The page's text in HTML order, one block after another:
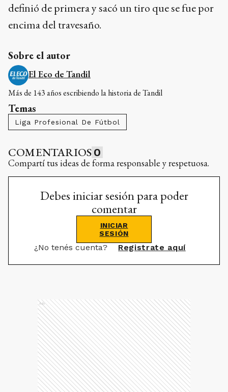
definió de primera y sacó un tiro que se fue por
encima del travesaño.
Sobre el autor
El Eco de Tandil
Más de 143 años escribiendo la historia de Tandil
Temas
Liga Profesional De Fútbol
COMENTARIOS 0
Compartí tus ideas de forma responsable y respetuosa.
Debes iniciar sesión para poder
comentar
INICIAR
SESIÓN
¿No tenés cuenta? Registrate aquí
Ads